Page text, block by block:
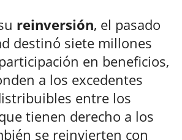
reinversión, el pasado
destinó siete millones
en beneficios,
a los excedentes
entre los
tienen derecho a los
se reinvierten con